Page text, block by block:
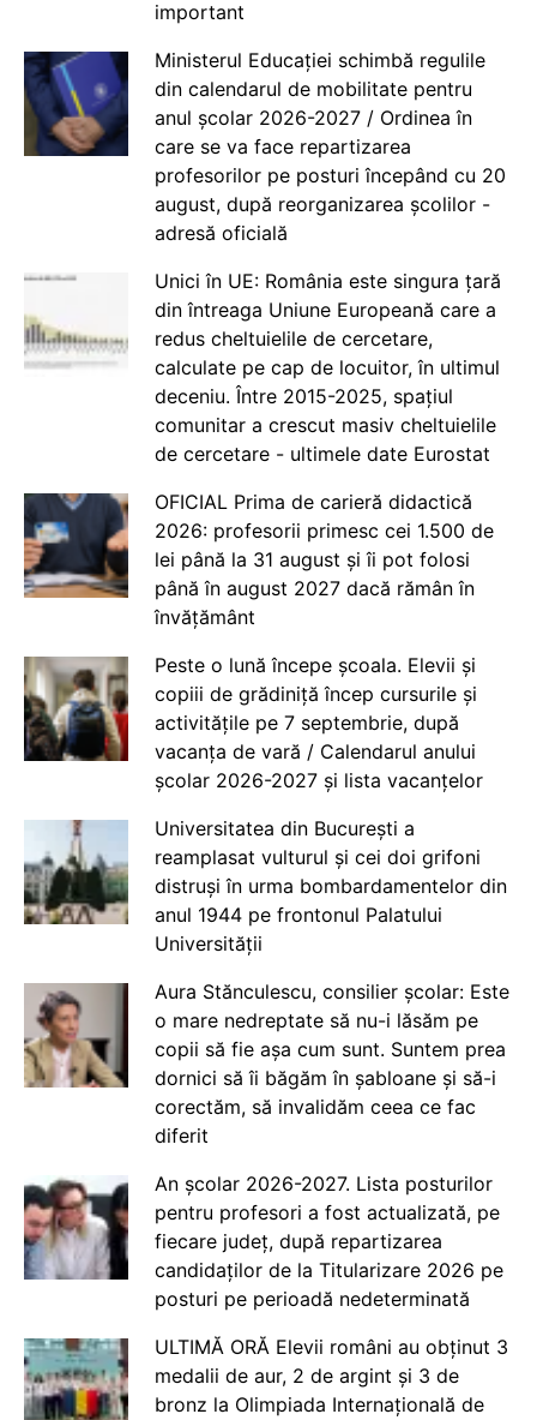
important
Ministerul Educației schimbă regulile
din calendarul de mobilitate pentru
anul școlar 2026-2027 / Ordinea în
care se va face repartizarea
profesorilor pe posturi începând cu 20
august, după reorganizarea școlilor -
adresă oficială
Unici în UE: România este singura țară
din întreaga Uniune Europeană care a
redus cheltuielile de cercetare,
calculate pe cap de locuitor, în ultimul
deceniu. Între 2015-2025, spațiul
comunitar a crescut masiv cheltuielile
de cercetare - ultimele date Eurostat
OFICIAL Prima de carieră didactică
2026: profesorii primesc cei 1.500 de
lei până la 31 august și îi pot folosi
până în august 2027 dacă rămân în
învățământ
Peste o lună începe școala. Elevii și
copiii de grădiniță încep cursurile și
activitățile pe 7 septembrie, după
vacanța de vară / Calendarul anului
școlar 2026-2027 și lista vacanțelor
Universitatea din București a
reamplasat vulturul și cei doi grifoni
distruși în urma bombardamentelor din
anul 1944 pe frontonul Palatului
Universității
Aura Stănculescu, consilier școlar: Este
o mare nedreptate să nu-i lăsăm pe
copii să fie așa cum sunt. Suntem prea
dornici să îi băgăm în șabloane și să-i
corectăm, să invalidăm ceea ce fac
diferit
An școlar 2026-2027. Lista posturilor
pentru profesori a fost actualizată, pe
fiecare județ, după repartizarea
candidaților de la Titularizare 2026 pe
posturi pe perioadă nedeterminată
ULTIMĂ ORĂ Elevii români au obținut 3
medalii de aur, 2 de argint și 3 de
bronz la Olimpiada Internațională de